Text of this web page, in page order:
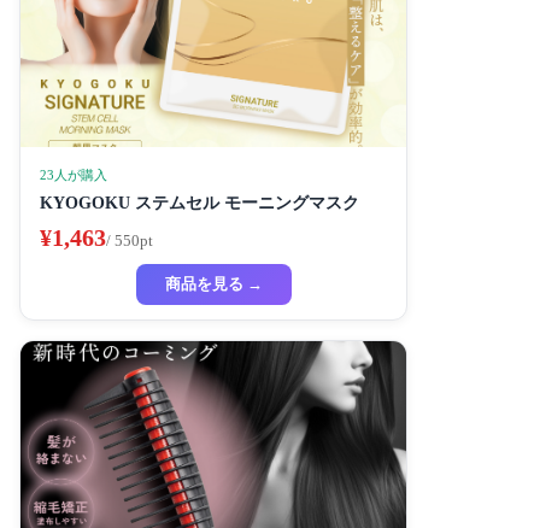
23人が購入
KYOGOKU ステムセル モーニングマスク
¥1,463/ 550pt
商品を見る →